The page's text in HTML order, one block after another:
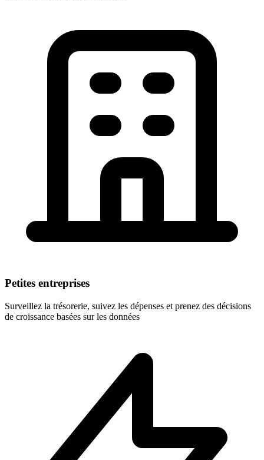
Petites entreprises
Surveillez la trésorerie, suivez les dépenses et prenez des décisions
de croissance basées sur les données